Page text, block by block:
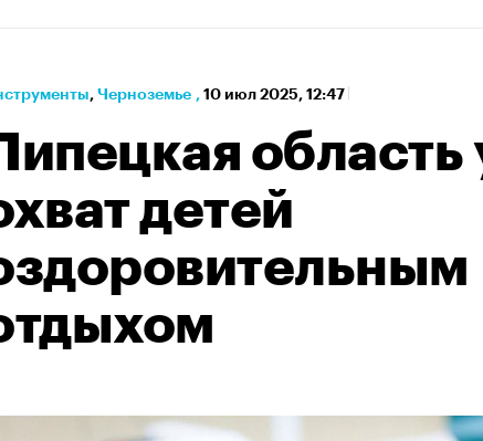
⁠, Черноземье , 10 июл 2025, 12:47
область
детей